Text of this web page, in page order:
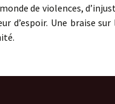
de violences,
d’espoir. Une braise